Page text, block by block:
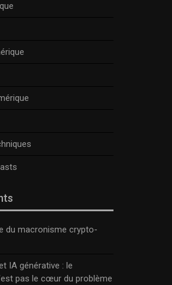
du macronisme crypto-
IA générative : le
pas le cœur du problème